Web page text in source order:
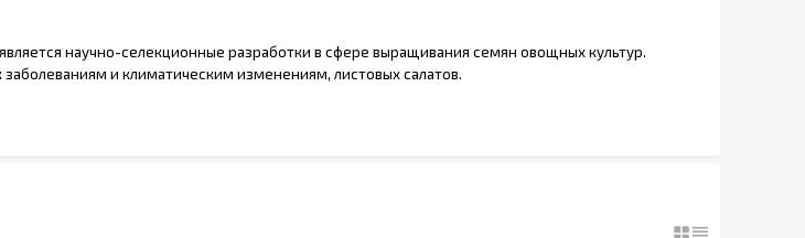
научно-селекционные разработки в сфере выращивания семян овощных культур.
и климатическим изменениям, листовых салатов.